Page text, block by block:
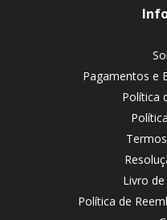
Pagamentos e
Política
Livro
Política de